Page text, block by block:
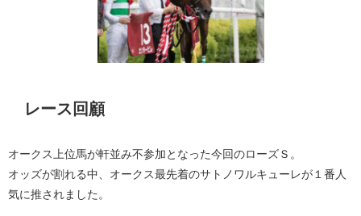
レース回顧
オークス上位馬が軒並み不参加となった今回のローズＳ。
オッズが割れる中、オークス最先着のサトノワルキューレが１番人
気に推されました。